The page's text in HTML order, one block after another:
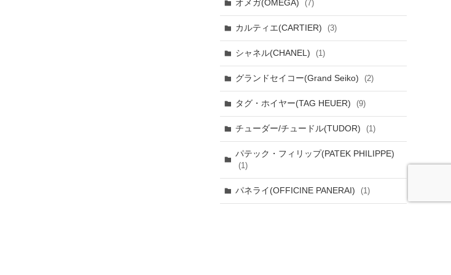
オメガ(OMEGA) (7)
カルティエ(CARTIER) (3)
シャネル(CHANEL) (1)
グランドセイコー(Grand Seiko) (2)
タグ・ホイヤー(TAG HEUER) (9)
チューダー/チュードル(TUDOR) (1)
パテック・フィリップ(PATEK PHILIPPE)
(1)
パネライ(OFFICINE PANERAI) (1)